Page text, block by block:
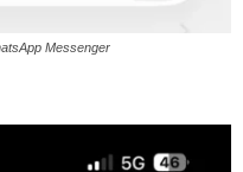
Messenger